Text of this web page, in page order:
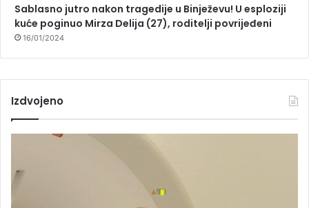
Sablasno jutro nakon tragedije u Binježevu! U esploziji
kuće poginuo Mirza Delija (27), roditelji povrijeđeni
16/01/2024
Izdvojeno